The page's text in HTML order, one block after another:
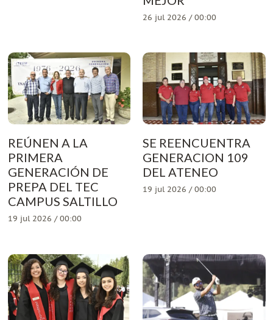
26 jul 2026 / 00:00
REÚNEN A LA
PRIMERA
GENERACIÓN DE
PREPA DEL TEC
CAMPUS SALTILLO
19 jul 2026 / 00:00
SE REENCUENTRA
GENERACION 109
DEL ATENEO
19 jul 2026 / 00:00